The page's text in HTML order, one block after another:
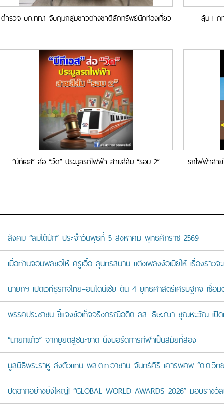
ตำรวจ บก.ทท.1 จับกุมกลุ่มชาวต่างชาติลักทรัพย์นักท่องเที่ยว
ลุ้น ! ก
“บีทีเอส” ส่อ “วืด” ประมูลรถไฟฟ้า สายสีส้ม “รอบ 2” รถไฟฟ้าสา
สังคม “ลมใต้ปีก” ประจำวันพุธที่ 5 สิงหาคม พุทธศักราช 2569
เมื่อท่านจอมพลขอให้ ครูเอื้อ สุนทรสนาน แต่งเพลงง้อเมียให้ เรื่องราวจะ
นายกฯ เปิดเวทีธุรกิจไทย–อินโดนีเซีย ดัน 4 ยุทธศาสตร์เศรษฐกิจ เ
พรรคประชาชน ชี้แจงข้อเท็จจริงกรณีอดีต สส. ธิษะณา ชุณหะวัณ เปิด
“นายกแก้ว” จากยูยิตสูชนะขาด นั่งบอร์ดการกีฬาเป็นสมัยที่สอง
มูลนิธิพระราหู ส่งตัวแทน พล.ต.ท.อาชาน จันทร์ศิริ เคารพศพ “ด.ต.วิท
ปิดฉากอย่างยิ่งใหญ่! “GLOBAL WORLD AWARDS 2026” มอบรา